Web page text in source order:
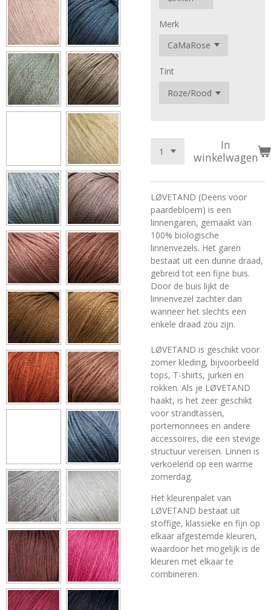
Merk
Tint
In
winkelwagen
LØVETAND (Deens voor
paardebloem) is een
linnengaren, gemaakt van
100% biologische
linnenvezels. Het garen
bestaat uit een dunne draad,
gebreid tot een fijne buis.
Door de buis lijkt de
linnenvezel zachter dan
wanneer het slechts een
enkele draad zou zijn.
LØVETAND is geschikt voor
zomer kleding, bijvoorbeeld
tops, T-shirts, jurken en
rokken. Als je LØVETAND
haakt, is het zeer geschikt
voor strandtassen,
portemonnees en andere
accessoires, die een stevige
structuur vereisen. Linnen is
verkoelend op een warme
zomerdag.
Het kleurenpalet van
LØVETAND bestaat uit
stoffige, klassieke en fijn op
elkaar afgestemde kleuren,
waardoor het mogelijk is de
kleuren met elkaar te
combineren.